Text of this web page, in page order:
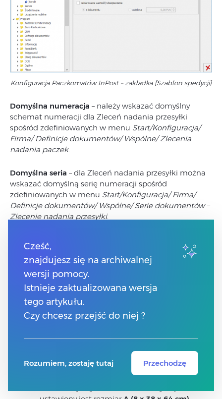
Konfiguracja Paczkomatów InPost – zakładka [Szablon spedycji]
Domyślna numeracja – należy wskazać domyślny
schemat numeracji dla Zleceń nadania przesyłki
spośród zdefiniowanych w menu Start/Konfiguracja/
Firma/ Definicje dokumentów/ Wspólne/ Zlecenia
nadania paczek.
Domyślna seria – dla Zleceń nadania przesyłki można
wskazać domyślną serię numeracji spośród
zdefiniowanych w menu Start/Konfiguracja/ Firma/
Definicje dokumentów/ Wspólne/ Serie dokumentów –
Zlecenie nadania przesyłki.
Użytkownik może określić sposób nadania paczki,
który będzie się domyślnie ustawiał na tworzonych
zleceniach. Do wyboru mamy:
Nadam paczkę w Paczkomacie,
Utworzę zlecenie odbioru w Managerze
Nadam paczkę w POP (Punkcie Obsługi
Paczek) – Mapa i wyszukiwarka Paczkomatów i
Punktów Obsługi Paczek są dostępne na
Znajdź Paczkomat.
Cześć,
znajdujesz się na archiwalnej
wersji pomocy.
Istnieje zaktualizowana wersja
tego artykułu.
Czy chcesz przejść do niej ?
Rozumiem, zostaję tutaj Przechodzę